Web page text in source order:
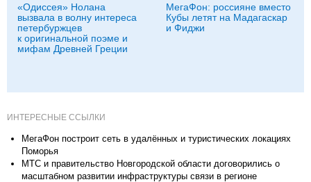
«Одиссея» Нолана
вызвала в волну интереса
петербуржцев
к оригинальной поэме и
мифам Древней Греции
МегаФон: россияне вместо
Кубы летят на Мадагаскар
и Фиджи
ИНТЕРЕСНЫЕ ССЫЛКИ
МегаФон построит сеть в удалённых и туристических локациях
Поморья
МТС и правительство Новгородской области договорились о
масштабном развитии инфраструктуры связи в регионе